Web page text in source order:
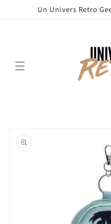
passerUn Univers Retro
informations
produits